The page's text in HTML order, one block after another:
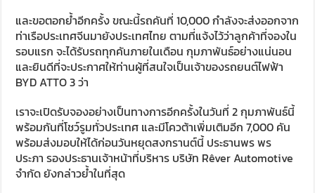
และขอตอกย้ำอีกครั้ง ขณะนี้รถคันที่ 10,000 กำลังจะส่งออกจาก
ท่าเรือประเทศจีนมายังประเทศไทย ตามที่แจ้งไว้ว่าลูกค้าที่จองใน
รอบแรก จะได้รับรถทุกคันภายในเดือน กุมภาพันธ์อย่างแน่นอน
และยินดีที่จะประกาศให้ท่านผู้ที่สนใจเป็นเจ้าของรถยนต์ไฟฟ้า
BYD ATTO 3 ว่า
เราจะเปิดรับจองอย่างเป็นทางการอีกครั้งในวันที่ 2 กุมภาพันธ์นี้
พร้อมกันที่โชว์รูมทั่วประเทศ และมีโควต้าเพิ่มเติมอีก 7,000 คัน
พร้อมส่งมอบให้ได้ก่อนวันหยุดสงกรานต์นี้ ประธานพร พร
ประภา รองประธานเจ้าหน้าที่บริหาร บริษัท Rêver Automotive
จำกัด ยังกล่าวย้ำในที่สุด